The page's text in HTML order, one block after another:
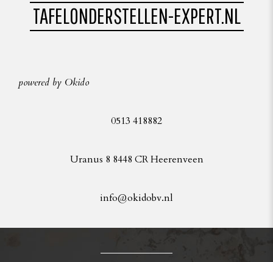
TAFELONDERSTELLEN-EXPERT.NL
powered by Okido
0513 418882
Uranus 8 8448 CR Heerenveen
info@okidobv.nl